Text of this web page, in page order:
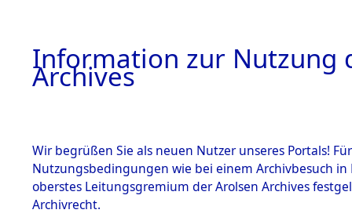
Information zur Nutzung
Archives
Wir begrüßen Sie als neuen Nutzer unseres Portals!
Nutzungsbedingungen wie bei einem Archivbesuch
oberstes Leitungsgremium der Arolsen Archives
Archivrecht.